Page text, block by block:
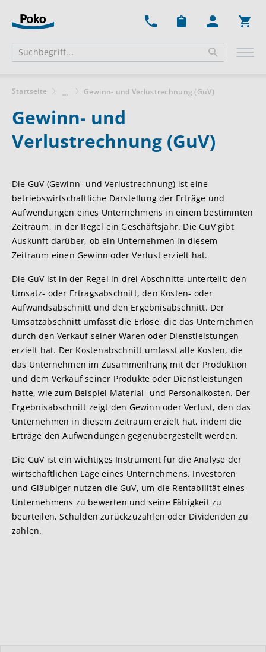
Startseite ... Gewinn- und Verlustrechnung (GuV)
Gewinn- und
Verlustrechnung (GuV)
Die GuV (Gewinn- und Verlustrechnung) ist eine
betriebswirtschaftliche Darstellung der Erträge und
Aufwendungen eines Unternehmens in einem bestimmten
Zeitraum, in der Regel ein Geschäftsjahr. Die GuV gibt
Auskunft darüber, ob ein Unternehmen in diesem
Zeitraum einen Gewinn oder Verlust erzielt hat.
Die GuV ist in der Regel in drei Abschnitte unterteilt: den
Umsatz- oder Ertragsabschnitt, den Kosten- oder
Aufwandsabschnitt und den Ergebnisabschnitt. Der
Umsatzabschnitt umfasst die Erlöse, die das Unternehmen
durch den Verkauf seiner Waren oder Dienstleistungen
erzielt hat. Der Kostenabschnitt umfasst alle Kosten, die
das Unternehmen im Zusammenhang mit der Produktion
und dem Verkauf seiner Produkte oder Dienstleistungen
hatte, wie zum Beispiel Material- und Personalkosten. Der
Ergebnisabschnitt zeigt den Gewinn oder Verlust, den das
Unternehmen in diesem Zeitraum erzielt hat, indem die
Erträge den Aufwendungen gegenübergestellt werden.
Die GuV ist ein wichtiges Instrument für die Analyse der
wirtschaftlichen Lage eines Unternehmens. Investoren
und Gläubiger nutzen die GuV, um die Rentabilität eines
Unternehmens zu bewerten und seine Fähigkeit zu
beurteilen, Schulden zurückzuzahlen oder Dividenden zu
zahlen.